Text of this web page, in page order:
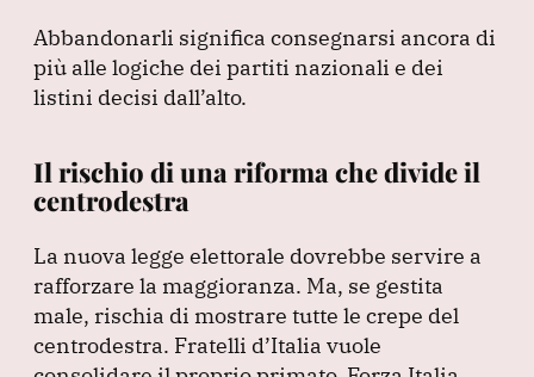
Abbandonarli significa consegnarsi ancora di
più alle logiche dei partiti nazionali e dei
listini decisi dall’alto.
Il rischio di una riforma che divide il
centrodestra
La nuova legge elettorale dovrebbe servire a
rafforzare la maggioranza. Ma, se gestita
male, rischia di mostrare tutte le crepe del
centrodestra. Fratelli d’Italia vuole